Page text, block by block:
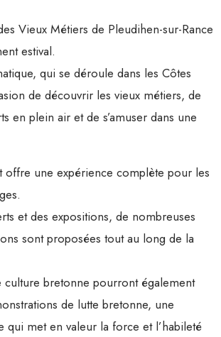
Vieux Métiers de Pleudihen-sur-Rance
estival.
qui se déroule dans les Côtes
de découvrir les vieux métiers, de
en plein air et de s’amuser dans une
offre une expérience complète pour les
et des expositions, de nombreuses
sont proposées tout au long de la
culture bretonne pourront également
de lutte bretonne, une
qui met en valeur la force et l’habileté